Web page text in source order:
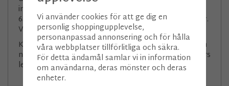
inom ca 5 mils radie från DSVs 27 terminaler för
6500 kr. För mer info, läs våraKöp- & leveransvillkor.
Val och köp av frakt görs i kassan.
Köp våra produkter direkt i vår webbutik eller genom
någon av våraÅterförsäljare. Beräkna ca 2-4 veckors
leveranstid på golv och panel.
Vi använder cookies för att ge dig en
personlig shoppingupplevelse,
personanpassad annonsering och för hålla
våra webbplatser tillförlitliga och säkra.
För detta ändamål samlar vi in information
om användarna, deras mönster och deras
enheter.